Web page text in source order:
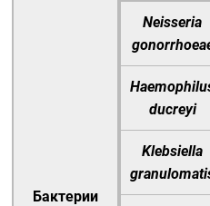
Бактерии
Neisseria
ducreyi
Klebsiella